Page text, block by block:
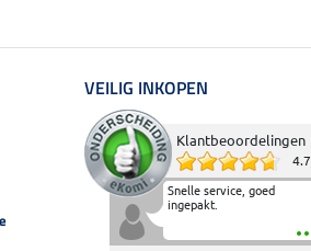
VEILIG INKOPEN
Klantbeoordelingen
4.7
Snelle service, goed
ingepakt.